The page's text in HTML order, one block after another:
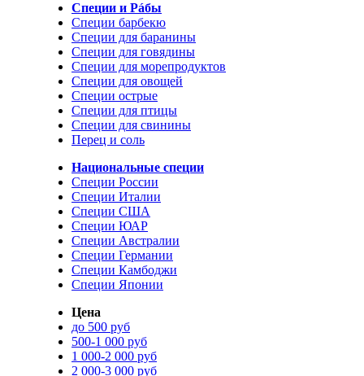
Специи и Рáбы
Специи барбекю
Специи для баранины
Специи для говядины
Специи для морепродуктов
Специи для овощей
Специи острые
Специи для птицы
Специи для свинины
Перец и соль
Национальные специи
Специи России
Специи Италии
Специи США
Специи ЮАР
Специи Австралии
Специи Германии
Специи Камбоджи
Специи Японии
Цена
до 500 руб
500-1 000 руб
1 000-2 000 руб
2 000-3 000 руб